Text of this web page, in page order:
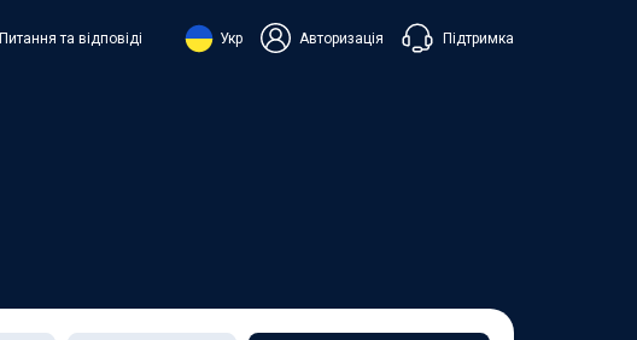
Питання та відповіді Укр Авторизація Підтримка
Чат в Messenger